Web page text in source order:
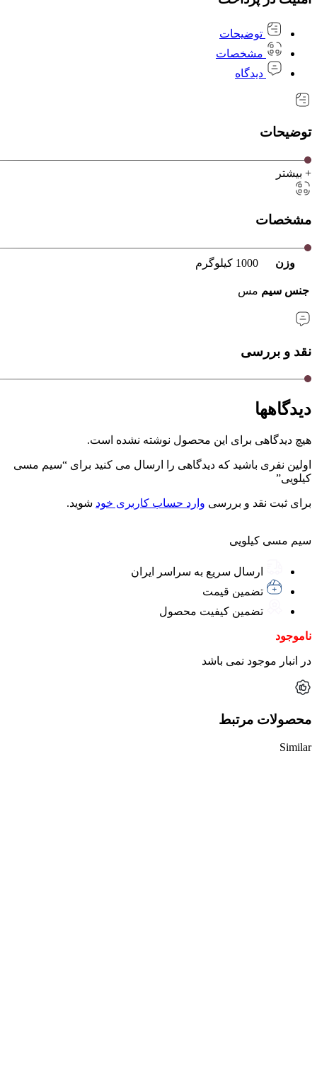
توضیحات
مشخصات
دیدگاه
توضیحات
+ بیشتر
مشخصات
وزن 1000 کیلوگرم
جنس سیم مس
نقد و بررسی
دیدگاهها
هیچ دیدگاهی برای این محصول نوشته نشده است.
اولین نفری باشید که دیدگاهی را ارسال می کنید برای “سیم مسی
کیلویی”
برای ثبت نقد و بررسی وارد حساب کاربری خود شوید.
سیم مسی کیلویی
ارسال سریع به سراسر ایران
تضمین قیمت
تضمین کیفیت محصول
ناموجود
در انبار موجود نمی باشد
محصولات مرتبط
Similar